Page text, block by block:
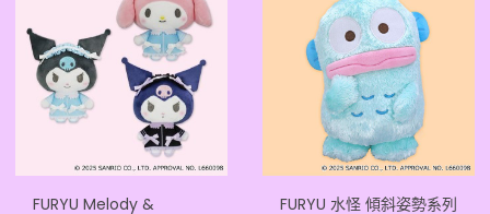
FURYU Melody &
FURYU 水怪 傾斜姿勢系列